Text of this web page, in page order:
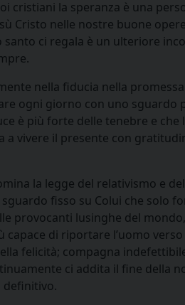
cristiani la speranza è una
Cristo nelle nostre buone
santo ci regala è un ulteriore
nella fiducia nella
ogni giorno con uno sguardo
è più forte delle tenebre e che
a vivere il presente con
la legge del relativismo e
fisso su Colui che solo
provocanti lusinghe del
capace di riportare l’uomo verso
felicità; compagna
ci addita il fine della
definitivo.